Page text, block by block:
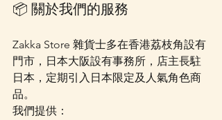
📦 關於我們的服務
Zakka Store 雜貨士多在香港荔枝角設有
門市，日本大阪設有事務所，店主長駐
日本，定期引入日本限定及人氣角色商
品。
我們提供：